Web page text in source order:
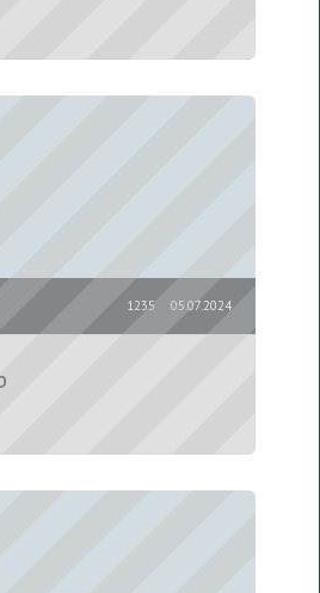
05.07.2024
1235